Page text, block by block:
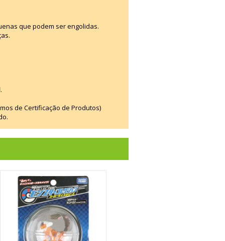
que podem ser engolidas.
de Certificação de Produtos)